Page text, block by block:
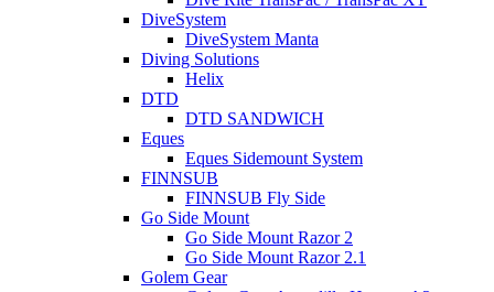
DiveSystem
DiveSystem Manta
Diving Solutions
Helix
DTD
DTD SANDWICH
Eques
Eques Sidemount System
FINNSUB
FINNSUB Fly Side
Go Side Mount
Go Side Mount Razor 2
Go Side Mount Razor 2.1
Golem Gear